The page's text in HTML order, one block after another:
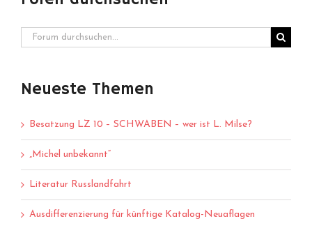
Neueste Themen
Besatzung LZ 10 – SCHWABEN – wer ist L. Milse?
„Michel unbekannt“
Literatur Russlandfahrt
Ausdifferenzierung für künftige Katalog-Neuaflagen